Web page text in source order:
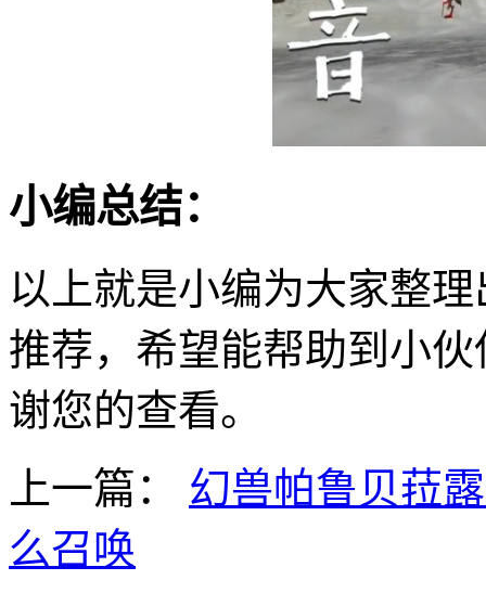
小编总结：
以上就是小编为大家整
推荐，希望能帮助到小
谢您的查看。
上一篇：
幻兽帕鲁贝菈
么召唤